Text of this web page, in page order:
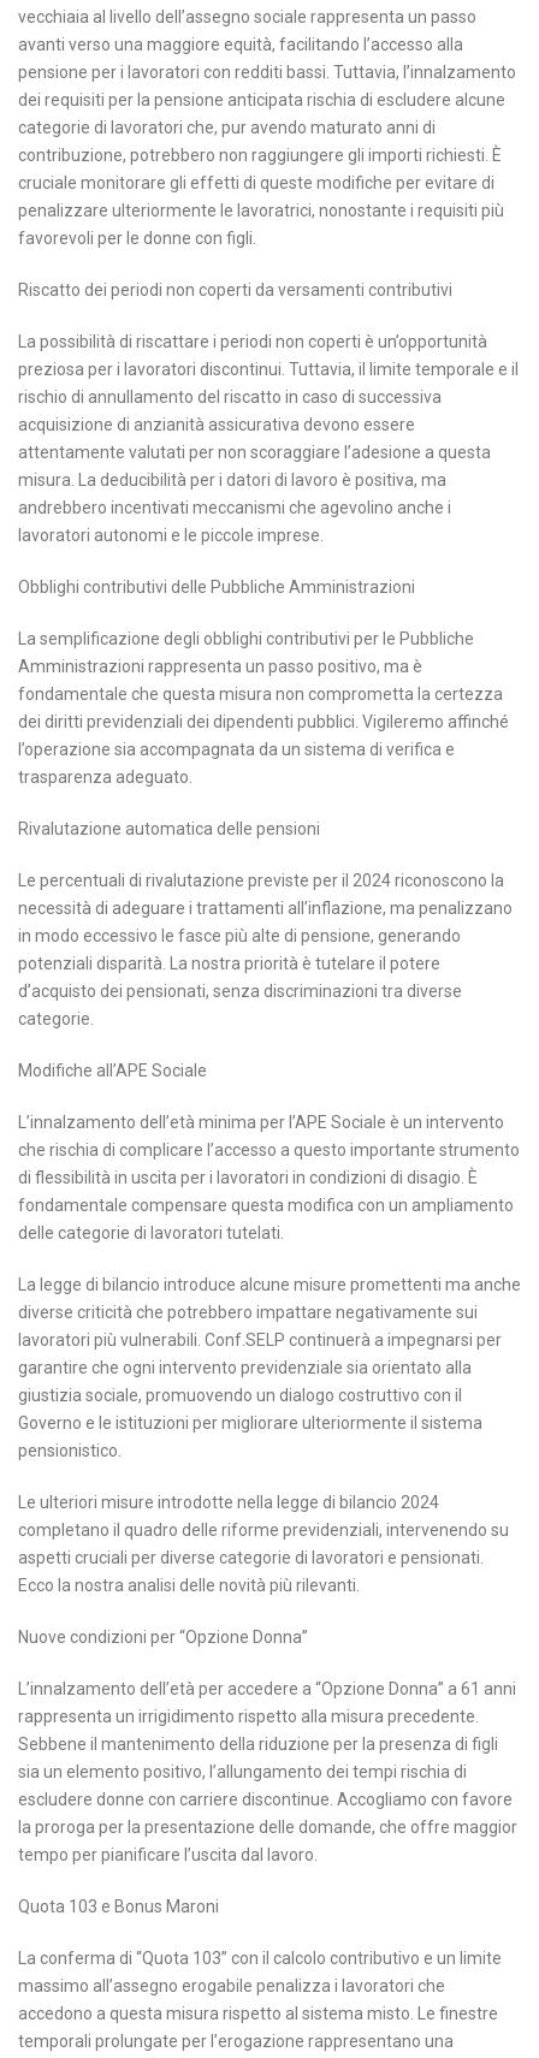
vecchiaia al livello dell’assegno sociale rappresenta un passo
avanti verso una maggiore equità, facilitando l’accesso alla
pensione per i lavoratori con redditi bassi. Tuttavia, l’innalzamento
dei requisiti per la pensione anticipata rischia di escludere alcune
categorie di lavoratori che, pur avendo maturato anni di
contribuzione, potrebbero non raggiungere gli importi richiesti. È
cruciale monitorare gli effetti di queste modifiche per evitare di
penalizzare ulteriormente le lavoratrici, nonostante i requisiti più
favorevoli per le donne con figli.
Riscatto dei periodi non coperti da versamenti contributivi
La possibilità di riscattare i periodi non coperti è un’opportunità
preziosa per i lavoratori discontinui. Tuttavia, il limite temporale e il
rischio di annullamento del riscatto in caso di successiva
acquisizione di anzianità assicurativa devono essere
attentamente valutati per non scoraggiare l’adesione a questa
misura. La deducibilità per i datori di lavoro è positiva, ma
andrebbero incentivati meccanismi che agevolino anche i
lavoratori autonomi e le piccole imprese.
Obblighi contributivi delle Pubbliche Amministrazioni
La semplificazione degli obblighi contributivi per le Pubbliche
Amministrazioni rappresenta un passo positivo, ma è
fondamentale che questa misura non comprometta la certezza
dei diritti previdenziali dei dipendenti pubblici. Vigileremo affinché
l’operazione sia accompagnata da un sistema di verifica e
trasparenza adeguato.
Rivalutazione automatica delle pensioni
Le percentuali di rivalutazione previste per il 2024 riconoscono la
necessità di adeguare i trattamenti all’inflazione, ma penalizzano
in modo eccessivo le fasce più alte di pensione, generando
potenziali disparità. La nostra priorità è tutelare il potere
d’acquisto dei pensionati, senza discriminazioni tra diverse
categorie.
Modifiche all’APE Sociale
L’innalzamento dell’età minima per l’APE Sociale è un intervento
che rischia di complicare l’accesso a questo importante strumento
di flessibilità in uscita per i lavoratori in condizioni di disagio. È
fondamentale compensare questa modifica con un ampliamento
delle categorie di lavoratori tutelati.
La legge di bilancio introduce alcune misure promettenti ma anche
diverse criticità che potrebbero impattare negativamente sui
lavoratori più vulnerabili. Conf.SELP continuerà a impegnarsi per
garantire che ogni intervento previdenziale sia orientato alla
giustizia sociale, promuovendo un dialogo costruttivo con il
Governo e le istituzioni per migliorare ulteriormente il sistema
pensionistico.
Le ulteriori misure introdotte nella legge di bilancio 2024
completano il quadro delle riforme previdenziali, intervenendo su
aspetti cruciali per diverse categorie di lavoratori e pensionati.
Ecco la nostra analisi delle novità più rilevanti.
Nuove condizioni per “Opzione Donna”
L’innalzamento dell’età per accedere a “Opzione Donna” a 61 anni
rappresenta un irrigidimento rispetto alla misura precedente.
Sebbene il mantenimento della riduzione per la presenza di figli
sia un elemento positivo, l’allungamento dei tempi rischia di
escludere donne con carriere discontinue. Accogliamo con favore
la proroga per la presentazione delle domande, che offre maggior
tempo per pianificare l’uscita dal lavoro.
Quota 103 e Bonus Maroni
La conferma di “Quota 103” con il calcolo contributivo e un limite
massimo all’assegno erogabile penalizza i lavoratori che
accedono a questa misura rispetto al sistema misto. Le finestre
temporali prolungate per l’erogazione rappresentano una